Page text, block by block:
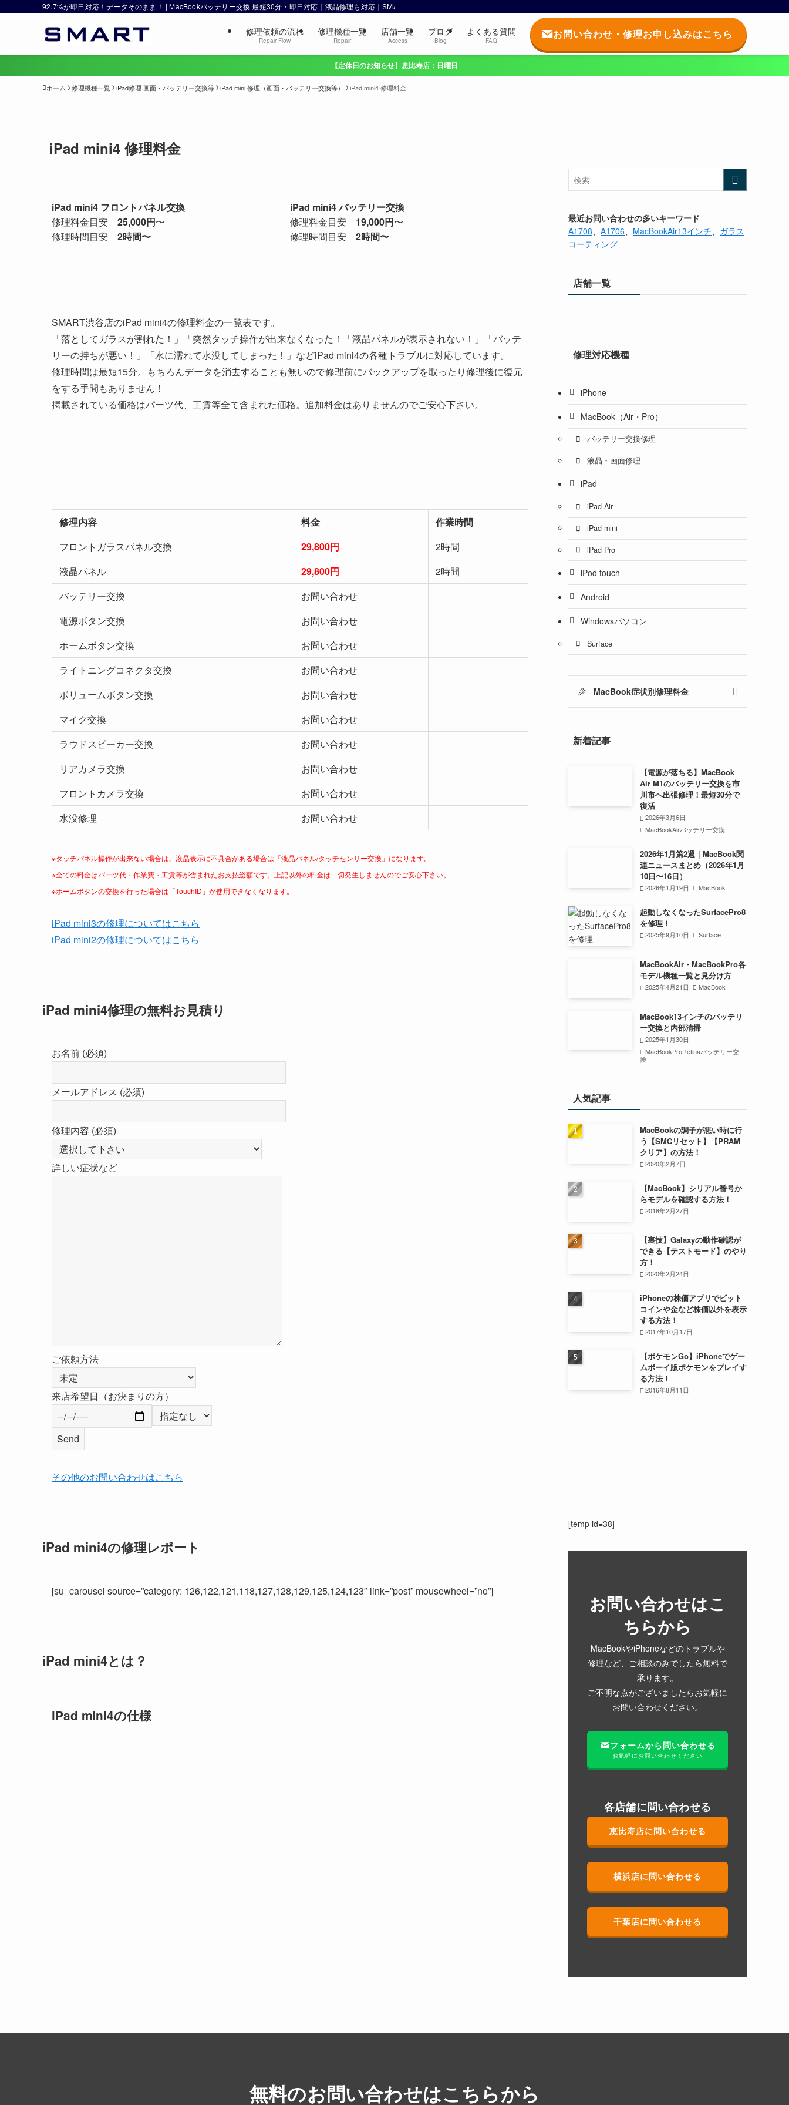
92.7%が即日対応！データそのまま！ | MacBookバッテリー交換 最短30分・即日対応｜液晶修理も対応｜SMART 恵比寿・渋谷
修理依頼の流れ
Repair Flow
修理機種一覧
Repair
店舗一覧
Access
ブログ
Blog
よくある質問
FAQ お問い合わせ・修理お申し込みはこちら
【定休日のお知らせ】恵比寿店：日曜日
ホーム 修理機種一覧 iPad修理 画面・バッテリー交換等 iPad mini 修理（画面・バッテリー交換等） iPad mini4 修理料金
iPad mini4 修理料金
iPad mini4 フロントパネル交換
修理料金目安 25,000円〜
修理時間目安 2時間〜
iPad mini4 バッテリー交換
修理料金目安 19,000円〜
修理時間目安 2時間〜
SMART渋谷店のiPad mini4の修理料金の一覧表です。
「落としてガラスが割れた！」「突然タッチ操作が出来なくなった！「液晶パネルが表示されない！」「バッテ
リーの持ちが悪い！」「水に濡れて水没してしまった！」などiPad mini4の各種トラブルに対応しています。
修理時間は最短15分。もちろんデータを消去することも無いので修理前にバックアップを取ったり修理後に復元
をする手間もありません！
掲載されている価格はパーツ代、工賃等全て含まれた価格。追加料金はありませんのでご安心下さい。
修理内容 料金
作業時間
フロントガラスパネル交換
29,800円
2時間
液晶パネル
29,800円
2時間
バッテリー交換
お問い合わせ
電源ボタン交換
お問い合わせ
ホームボタン交換
お問い合わせ
ライトニングコネクタ交換
お問い合わせ
ボリュームボタン交換
お問い合わせ
マイク交換
お問い合わせ
ラウドスピーカー交換
お問い合わせ
リアカメラ交換
お問い合わせ
フロントカメラ交換
お問い合わせ
水没修理
お問い合わせ
※タッチパネル操作が出来ない場合は、液晶表示に不具合がある場合は「液晶パネル/タッチセンサー交換」になります。
※全ての料金はパーツ代・作業費・工賃等が含まれたお支払総額です。上記以外の料金は一切発生しませんのでご安心下さい。
※ホームボタンの交換を行った場合は「TouchID」が使用できなくなります。
iPad mini3の修理についてはこちら
iPad mini2の修理についてはこちら
iPad mini4修理の無料お見積り
お名前 (必須)
メールアドレス (必須)
修理内容 (必須)
詳しい症状など
ご依頼方法
来店希望日（お決まりの方）
その他のお問い合わせはこちら
iPad mini4の修理レポート
[su_carousel source=”category: 126,122,121,118,127,128,129,125,124,123″ link=”post” mousewheel=”no”]
iPad mini4とは？
iPad mini4の仕様
最近お問い合わせの多いキーワード
A1708、 A1706、 MacBookAir13インチ、 ガラス
コーティング
店舗一覧
修理対応機種
iPhone
MacBook（Air・Pro）
バッテリー交換修理
液晶・画面修理
iPad
iPad Air
iPad mini
iPad Pro
iPod touch
Android
Windowsパソコン
Surface
MacBook症状別修理料金
新着記事
【電源が落ちる】MacBook
Air M1のバッテリー交換を市
川市へ出張修理！最短30分で
復活
2026年3月6日
MacBookAirバッテリー交換
2026年1月第2週｜MacBook関
連ニュースまとめ（2026年1月
10日〜16日）
2026年1月19日 MacBook
起動しなくなったSurfacePro8
を修理！
2025年9月10日 Surface
MacBookAir・MacBookPro各
モデル機種一覧と見分け方
2025年4月21日 MacBook
MacBook13インチのバッテリ
ー交換と内部清掃
2025年1月30日
MacBookProRetinaバッテリー交
換
人気記事
MacBookの調子が悪い時に行
う【SMCリセット】【PRAM
クリア】の方法！
2020年2月7日
【MacBook】シリアル番号か
らモデルを確認する方法！
2018年2月27日
【裏技】Galaxyの動作確認が
できる【テストモード】のやり
方！
2020年2月24日
iPhoneの株価アプリでビット
コインや金など株価以外を表示
する方法！
2017年10月17日
【ポケモンGo】iPhoneでゲー
ムボーイ版ポケモンをプレイす
る方法！
2016年8月11日
[temp id=38]
お問い合わせはこ
ちらから
MacBookやiPhoneなどのトラブルや
修理など、ご相談のみでしたら無料で
承ります。
ご不明な点がございましたらお気軽に
お問い合わせください。
フォームから問い合わせる
お気軽にお問い合わせください
各店舗に問い合わせる
恵比寿店に問い合わせる
横浜店に問い合わせる
千葉店に問い合わせる
無料のお問い合わせはこちらから